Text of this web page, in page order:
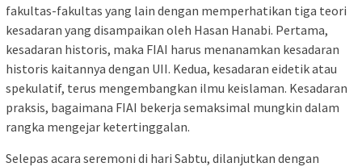
fakultas-fakultas yang lain dengan memperhatikan tiga teori
kesadaran yang disampaikan oleh Hasan Hanabi. Pertama,
kesadaran historis, maka FIAI harus menanamkan kesadaran
historis kaitannya dengan UII. Kedua, kesadaran eidetik atau
spekulatif, terus mengembangkan ilmu keislaman. Kesadaran
praksis, bagaimana FIAI bekerja semaksimal mungkin dalam
rangka mengejar ketertinggalan.
Selepas acara seremoni di hari Sabtu, dilanjutkan dengan